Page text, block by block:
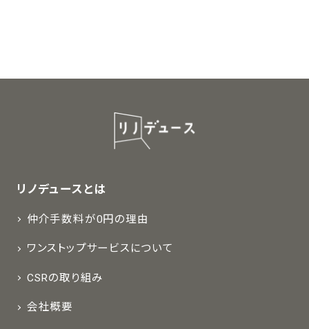
リノデュースとは
仲介手数料が0円の理由
ワンストップサービスについて
CSRの取り組み
会社概要